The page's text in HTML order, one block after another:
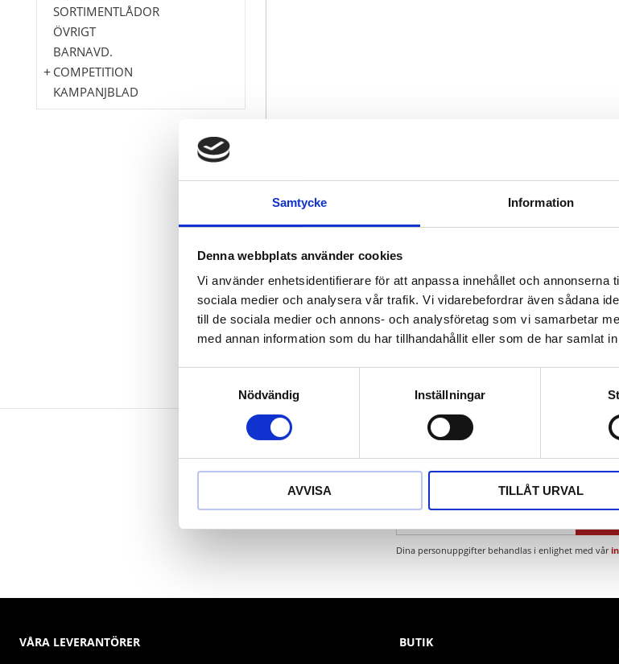
Samtycke Information
Denna webbplats använder cookies
Vi använder enhetsidentifierare för att anpassa innehållet och annonserna
sociala medier och analysera vår trafik. Vi vidarebefordrar även sådana
till de sociala medier och annons- och analysföretag som vi samarbetar
med annan information som du har tillhandahållit eller som de har samlat
Nödvändig
Inställningar
AVVISA TILLÅT URVAL
Långt utförande
Liknande DIN ISO 2936
Genomgående härdad
Behandlat med fosfor
Speciellt-verktygsstål
SORTIMENTLÅDOR
ÖVRIGT
BARNAVD.
COMPETITION
KAMPANJBLAD
Nyhetsbrev
Dina personuppgifter behandlas i enlighet med vår
VÅRA LEVERANTÖRER BUTIK